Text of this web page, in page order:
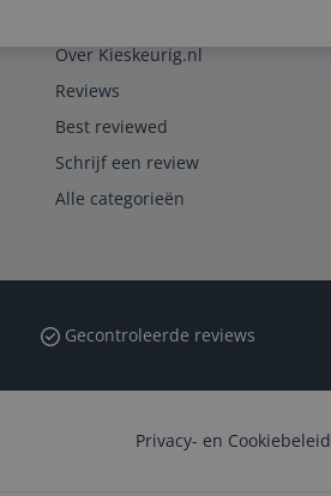
Over Kieskeurig.nl
Reviews
Best reviewed
Schrijf een review
Alle categorieën
Gecontroleerde reviews
Privacy- en Cookiebeleid